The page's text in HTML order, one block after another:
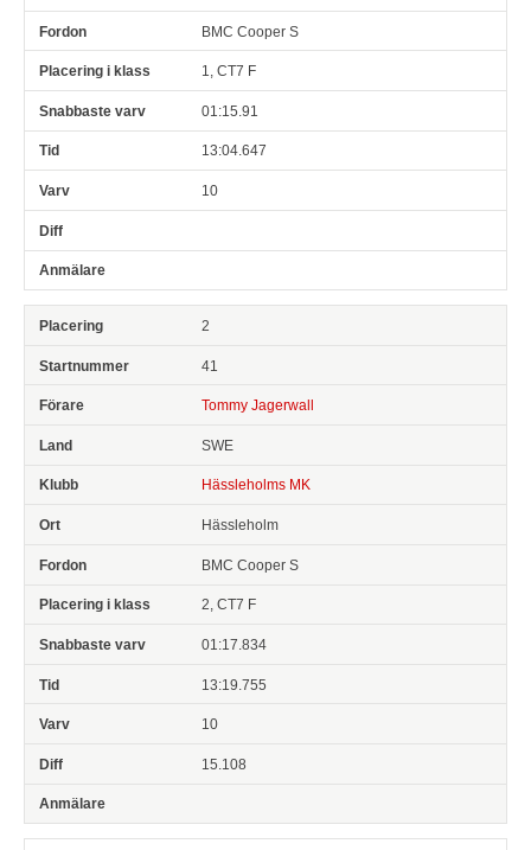
BMC Cooper S
1, CT7 F
01:15.91
13:04.647
10
2
41
Tommy Jagerwall
SWE
Hässleholms MK
Hässleholm
BMC Cooper S
2, CT7 F
01:17.834
13:19.755
10
15.108